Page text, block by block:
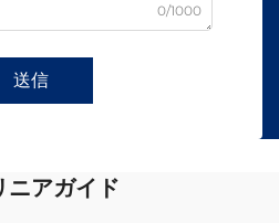
0/1000
送信
ニアガイド